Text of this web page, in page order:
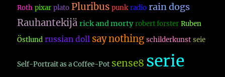
Roth pixar plato Pluribus punk radio rain dogs
Rauhantekijä rick and morty robert forster Ruben
Östlund russian doll say nothing schilderkunst seie
Self-Portrait as a Coffee-Pot sense8 serie